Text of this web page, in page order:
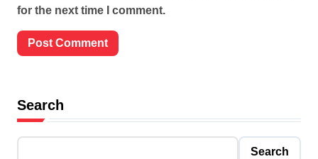
for the next time I comment.
Search
Search